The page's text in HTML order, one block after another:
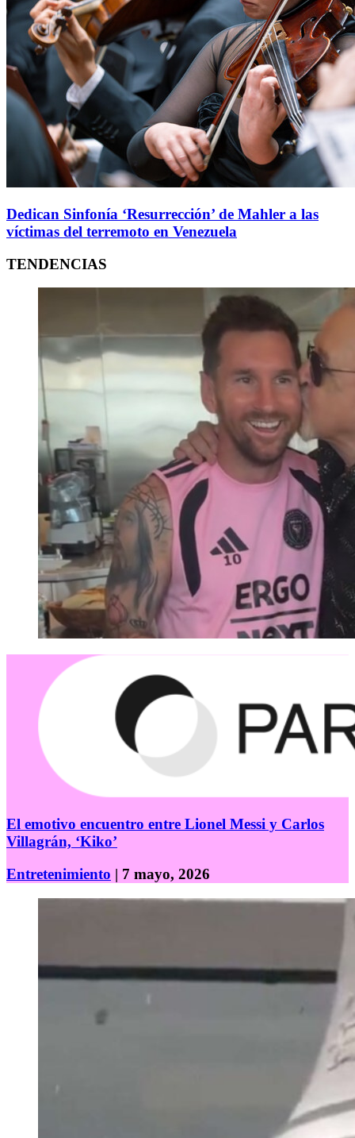
Dedican Sinfonía ‘Resurrección’ de Mahler a las
víctimas del terremoto en Venezuela
TENDENCIAS
El emotivo encuentro entre Lionel Messi y Carlos
Villagrán, ‘Kiko’
Entretenimiento | 7 mayo, 2026